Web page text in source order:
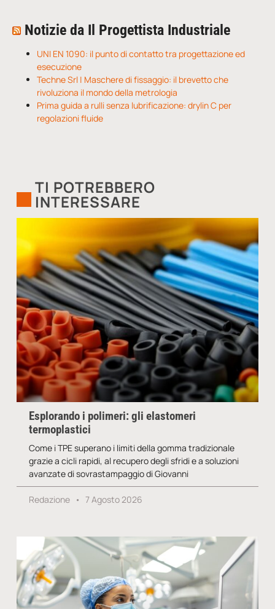
Notizie da Il Progettista Industriale
UNI EN 1090: il punto di contatto tra progettazione ed
esecuzione
Techne Srl | Maschere di fissaggio: il brevetto che
rivoluziona il mondo della metrologia
Prima guida a rulli senza lubrificazione: drylin C per
regolazioni fluide
TI POTREBBERO
INTERESSARE
Esplorando i polimeri: gli elastomeri
termoplastici
Come i TPE superano i limiti della gomma tradizionale
grazie a cicli rapidi, al recupero degli sfridi e a soluzioni
avanzate di sovrastampaggio di Giovanni
Redazione 7 Agosto 2026